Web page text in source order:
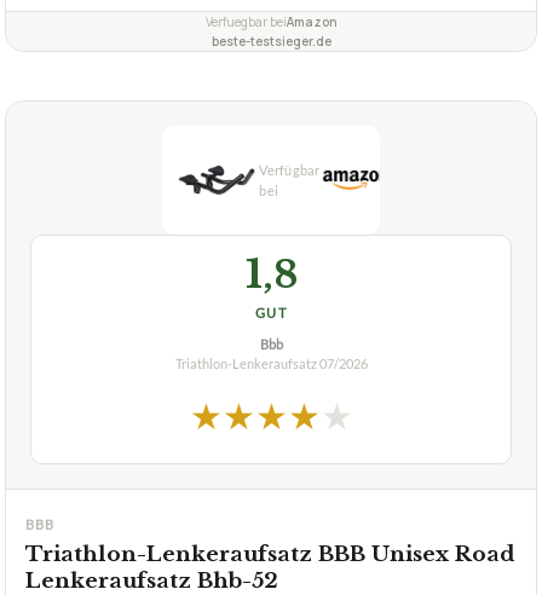
Verfuegbar beiAmazon
beste-testsieger.de
1,8
GUT
Bbb
Triathlon-Lenkeraufsatz07/2026
★★★★★
BBB
Triathlon-Lenkeraufsatz BBB Unisex Road
Lenkeraufsatz Bhb-52